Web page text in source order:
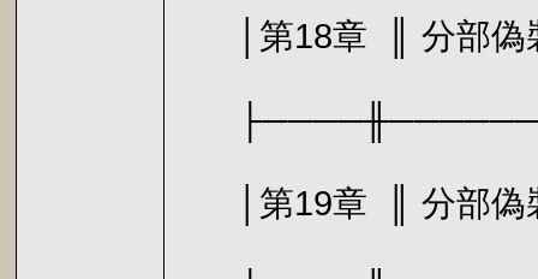
│第18章 ║ 分
│第19章 ║ 分部偽